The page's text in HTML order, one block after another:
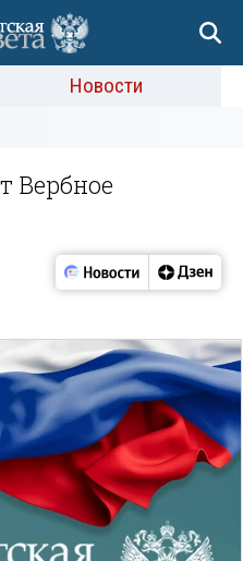
Новости
Вербное